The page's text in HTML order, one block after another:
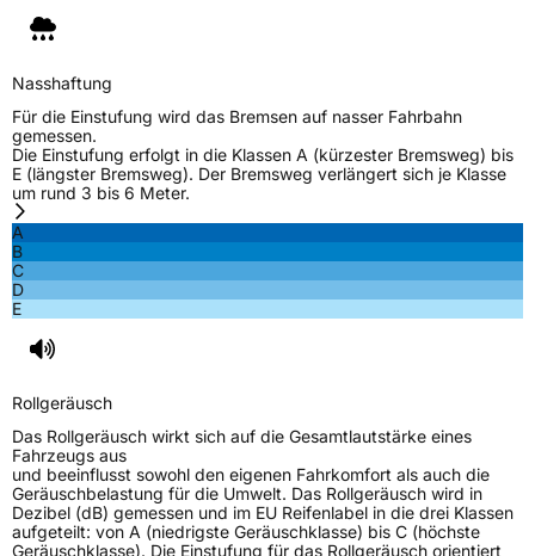
Nasshaftung
Für die Einstufung wird das Bremsen auf nasser Fahrbahn
gemessen.
Die Einstufung erfolgt in die Klassen A (kürzester Bremsweg) bis
E (längster Bremsweg). Der Bremsweg verlängert sich je Klasse
um rund 3 bis 6 Meter.
A
B
C
D
E
Rollgeräusch
Das Rollgeräusch wirkt sich auf die Gesamtlautstärke eines
Fahrzeugs aus
und beeinflusst sowohl den eigenen Fahrkomfort als auch die
Geräuschbelastung für die Umwelt. Das Rollgeräusch wird in
Dezibel (dB) gemessen und im EU Reifenlabel in die drei Klassen
aufgeteilt: von A (niedrigste Geräuschklasse) bis C (höchste
Geräuschklasse). Die Einstufung für das Rollgeräusch orientiert